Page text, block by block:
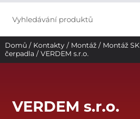
Domů / Kontakty / Montáž / Montáž SK
čerpadla / VERDEM s.r.o.
VERDEM s.r.o.